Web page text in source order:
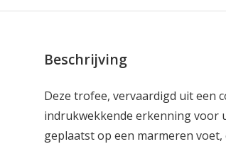
Beschrijving
Deze trofee, vervaardigd uit een
indrukwekkende erkenning voor
geplaatst op een marmeren